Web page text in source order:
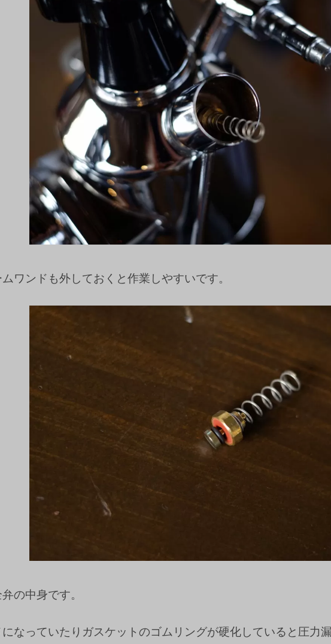
ワンドも外しておくと作業しやすいです。
の中身です。
なっていたりガスケットのゴムリングが硬化していると圧力